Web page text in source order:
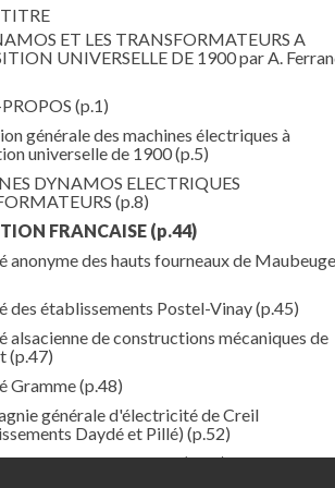
ET LES TRANSFORMATEURS A
UNIVERSELLE DE 1900 par A.
(p.1)
générale des machines électriques à
universelle de 1900(p.5)
DYNAMOS ELECTRIQUES
(p.8)
FRANCAISE (p.44)
anonyme des hauts fourneaux de Maubeuge
des établissements Postel-Vinay(p.45)
alsacienne de constructions mécaniques de
(p.47)
Gramme(p.48)
générale d'électricité de Creil
Daydé et Pillé) (p.52)
générale de Nancy(p.52)